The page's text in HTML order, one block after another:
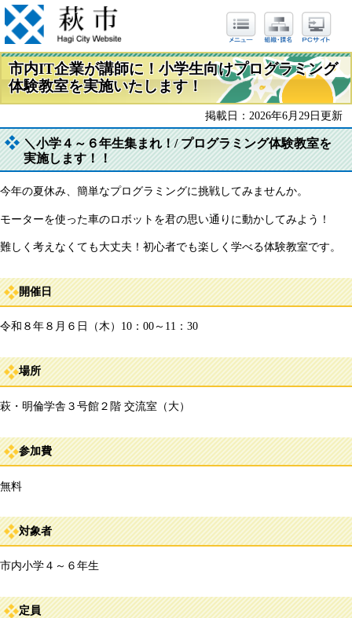
市内IT企業が講師に！小学生向けプログラミング
体験教室を実施いたします！
掲載日：2026年6月29日更新
＼小学４～６年生集まれ！/ プログラミング体験教室を
実施します！！
今年の夏休み、簡単なプログラミングに挑戦してみませんか。
モーターを使った車のロボットを君の思い通りに動かしてみよう！
難しく考えなくても大丈夫！初心者でも楽しく学べる体験教室です。
開催日
令和８年８月６日（木）10：00～11：30
場所
萩・明倫学舎３号館２階 交流室（大）
参加費
無料
対象者
市内小学４～６年生
定員